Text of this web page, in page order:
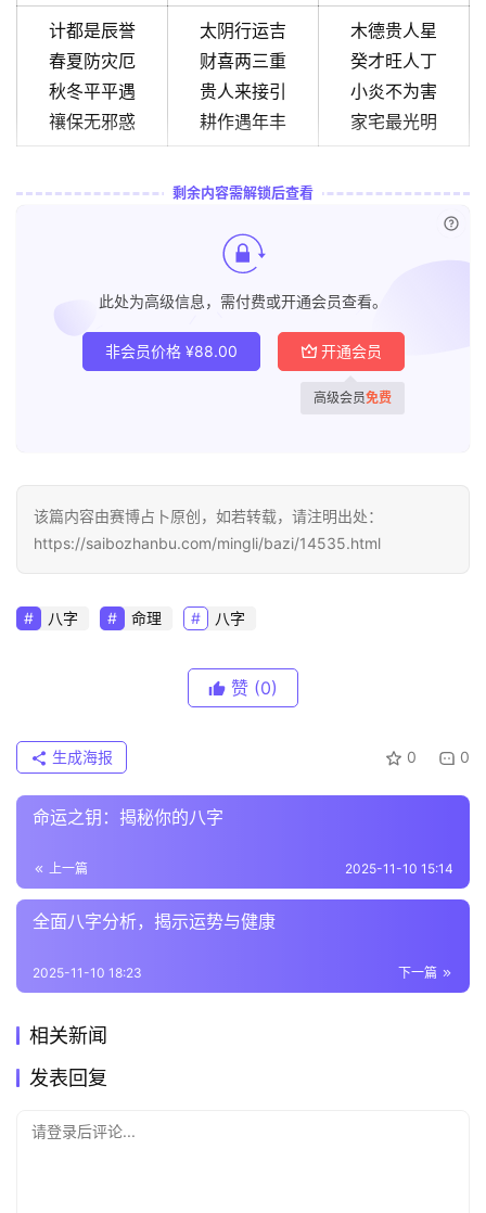
计都是辰誉
春夏防灾厄
秋冬平平遇
禳保无邪惑
太阴行运吉
财喜两三重
贵人来接引
耕作遇年丰
木德贵人星
癸才旺人丁
小炎不为害
家宅最光明
剩余内容需解锁后查看
此处为高级信息，需付费或开通会员查看。
非会员价格 ¥88.00 开通会员
高级会员免费
该篇内容由赛博占卜原创，如若转载，请注明出处：
https://saibozhanbu.com/mingli/bazi/14535.html
八字 命理 八字
赞 (0)
0 0
生成海报
命运之钥：揭秘你的八字
上一篇 2025-11-10 15:14
全面八字分析，揭示运势与健康
下一篇
2025-11-10 18:23
相关新闻
发表回复
请登录后评论...